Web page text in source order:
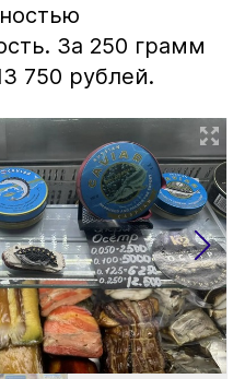
За 250 грамм
750 рублей.